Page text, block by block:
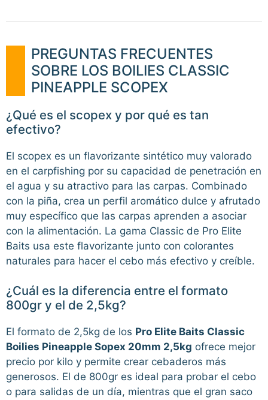
PREGUNTAS FRECUENTES
SOBRE LOS BOILIES CLASSIC
PINEAPPLE SCOPEX
¿Qué es el scopex y por qué es tan
efectivo?
El scopex es un flavorizante sintético muy valorado
en el carpfishing por su capacidad de penetración en
el agua y su atractivo para las carpas. Combinado
con la piña, crea un perfil aromático dulce y afrutado
muy específico que las carpas aprenden a asociar
con la alimentación. La gama Classic de Pro Elite
Baits usa este flavorizante junto con colorantes
naturales para hacer el cebo más efectivo y creíble.
¿Cuál es la diferencia entre el formato
800gr y el de 2,5kg?
El formato de 2,5kg de los Pro Elite Baits Classic
Boilies Pineapple Sopex 20mm 2,5kg ofrece mejor
precio por kilo y permite crear cebaderos más
generosos. El de 800gr es ideal para probar el cebo
o para salidas de un día, mientras que el gran saco